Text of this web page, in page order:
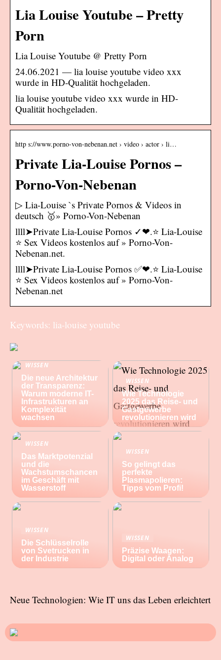
Lia Louise Youtube – Pretty
Porn
Lia Louise Youtube @ Pretty Porn
24.06.2021 — lia louise youtube video xxx
wurde in HD-Qualität hochgeladen.
lia louise youtube video xxx wurde in HD-
Qualität hochgeladen.
http s://www.porno-von-nebenan.net › video › actor › li…
Private Lia-Louise Pornos –
Porno-Von-Nebenan
▷ Lia-Louise `s Private Pornos & Videos in
deutsch 🥇» Porno-Von-Nebenan
llll➤Private Lia-Louise Pornos ✓❤.⭐ Lia-Louise
⭐ Sex Videos kostenlos auf » Porno-Von-
Nebenan.net.
llll➤Private Lia-Louise Pornos ✅❤.⭐ Lia-Louise
⭐ Sex Videos kostenlos auf » Porno-Von-
Nebenan.net
Keywords: lia-louise youtube
WISSEN
Die neue Architektur
der Transparenz:
Warum moderne IT-
Infrastrukturen an
Komplexität
wachsen
WISSEN
Wie Technologie
2025 das Reise- und
Gastgewerbe
revolutionieren wird
WISSEN
Das Marktpotenzial
und die
Wachstumschancen
im Geschäft mit
Wasserstoff
WISSEN
So gelingt das
perfekte
Plasmapolieren:
Tipps vom Profi!
WISSEN
Die Schlüsselrolle
von Svetrucken in
der Industrie
WISSEN
Präzise Waagen:
Digital oder Analog
Neue Technologien: Wie IT uns das Leben erleichtert